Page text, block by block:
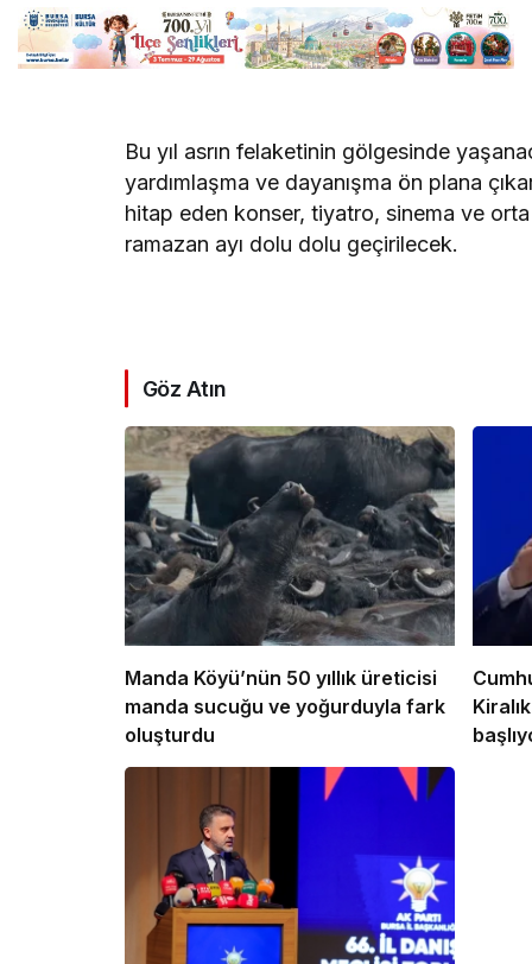
Bu yıl asrın felaketinin gölgesinde
yardımlaşma ve dayanışma ön plana
hitap eden konser, tiyatro, sinema ve
ramazan ayı dolu dolu geçirilecek.
Göz Atın
Manda Köyü’nün 50 yıllık üreticisi
manda sucuğu ve yoğurduyla fark
oluşturdu